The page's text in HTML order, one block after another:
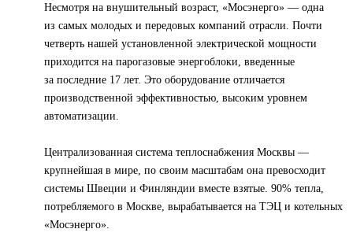
Несмотря на внушительный возраст, «Мосэнерго» — одна
из самых молодых и передовых компаний отрасли. Почти
четверть нашей установленной электрической мощности
приходится на парогазовые энергоблоки, введенные
за последние 17 лет. Это оборудование отличается
производственной эффективностью, высоким уровнем
автоматизации.
Централизованная система теплоснабжения Москвы —
крупнейшая в мире, по своим масштабам она превосходит
системы Швеции и Финляндии вместе взятые. 90% тепла,
потребляемого в Москве, вырабатывается на ТЭЦ и котельных
«Мосэнерго».